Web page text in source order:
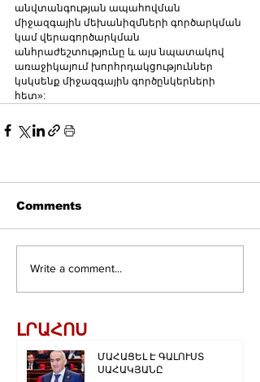
անվտանգության ապահովման
միջազգային մեխանիզմների գործարկման
կամ վերագործարկման
անհրաժեշտությունը և այս նպատակով
առաջիկայում խորհրդակցություններ
կսկսենք միջազգային գործընկերների
հետ»:
Comments
Write a comment...
ԼՐԱՀՈՍ
ՄԱՀԱՑԵԼ Է ԳԱԼՈՒՍՏ
ՍԱՀԱԿՅԱՆԸ